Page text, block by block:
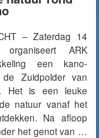
– Zaterdag 14
ARK
een kano-
Zuidpolder van
Het is een leuke
natuur vanaf het
Na afloop
het genot van …